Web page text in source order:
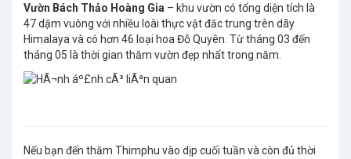
Vườn Bách Thảo Hoàng Gia – khu vườn có tổng diện tích là
47 dặm vuông với nhiều loài thực vật đăc trung trên dãy
Himalaya và có hơn 46 loại hoa Đỗ Quyên. Từ tháng 03 đến
tháng 05 là thời gian thăm vườn đẹp nhất trong năm.
Nếu bạn đến thăm Thimphu vào dịp cuối tuần và còn đủ thời